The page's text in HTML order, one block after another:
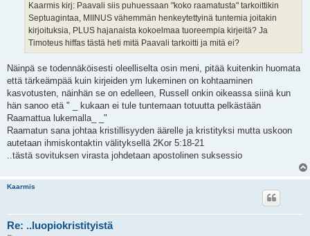
Kaarmis kirj: Paavali siis puhuessaan "koko raamatusta" tarkoittikin
Septuagintaa, MIINUS vähemmän henkeytettyinä tuntemia joitakin
kirjoituksia, PLUS hajanaista kokoelmaa tuoreempia kirjeitä? Ja
Timoteus hiffas tästä heti mitä Paavali tarkoitti ja mitä ei?
Näinpä se todennäköisesti oleelliselta osin meni, pitää kuitenkin huomata
että tärkeämpää kuin kirjeiden ym lukeminen on kohtaaminen
kasvotusten, näinhän se on edelleen, Russell onkin oikeassa siinä kun
hän sanoo etä " _ kukaan ei tule tuntemaan totuutta pelkästään
Raamattua lukemalla_ _"
Raamatun sana johtaa kristillisyyden äärelle ja kristityksi mutta uskoon
autetaan ihmiskontaktin välityksellä 2Kor 5:18-21
..tästä sovituksen virasta johdetaan apostolinen suksessio
Kaarmis
Re: ..luopiokristityistä